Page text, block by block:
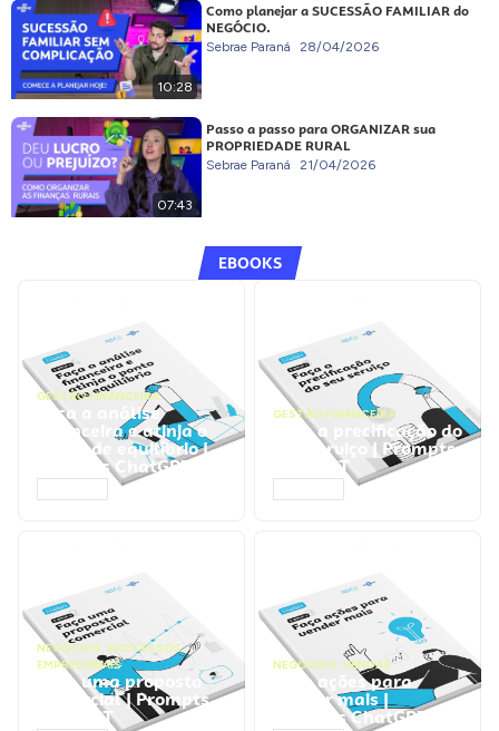
10:28
Como planejar a SUCESSÃO FAMILIAR do
NEGÓCIO.
Sebrae Paraná 28/04/2026
07:43
Passo a passo para ORGANIZAR sua
PROPRIEDADE RURAL
Sebrae Paraná 21/04/2026
EBOOKS
GESTÃO FINANCEIRA
Faça a análise
financeira e atinja o
ponto de equilíbrio |
Prompts ChatGPT
GESTÃO FINANCEIRA
Faça a precificação do
seu serviço | Prompts
ChatGPT
NEGÓCIOS, PROCESSOS
EMPRESARIAIS
Faça uma proposta
comercial | Prompts
ChatGPT
NEGÓCIOS, VENDAS
Faça ações para
vender mais |
Prompts ChatGPT